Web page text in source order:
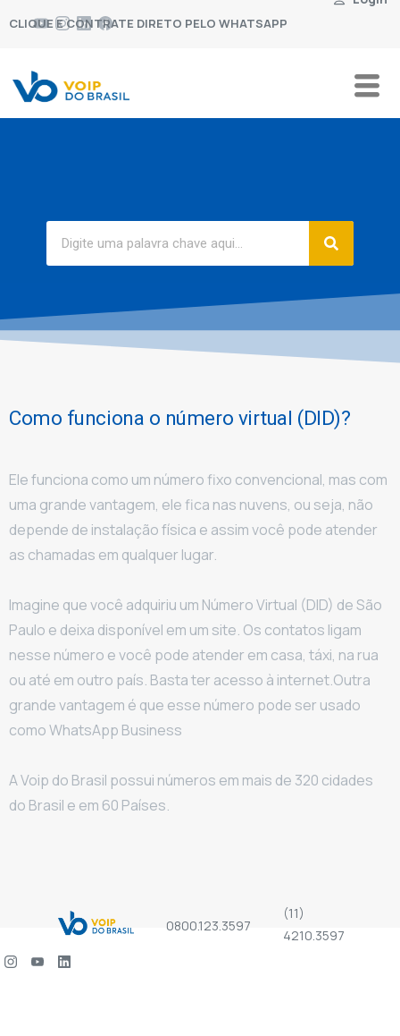
CLIQUE E CONTRATE DIRETO PELO WHATSAPP
Como funciona o número virtual (DID)?
Ele funciona como um número fixo convencional, mas com
uma grande vantagem, ele fica nas nuvens, ou seja, não
depende de instalação física e assim você pode atender
as chamadas em qualquer lugar.
Imagine que você adquiriu um Número Virtual (DID) de São
Paulo e deixa disponível em um site. Os contatos ligam
nesse número e você pode atender em casa, táxi, na rua
ou até em outro país. Basta ter acesso à internet.Outra
grande vantagem é que esse número pode ser usado
como WhatsApp Business
A Voip do Brasil possui números em mais de 320 cidades
do Brasil e em 60 Países.
0800.123.3597
(11)
4210.3597